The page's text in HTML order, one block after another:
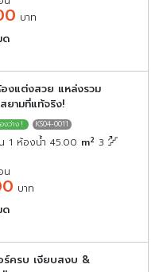
บาท
ด
งแต่งสวย แหล่งรวม
ยามที่แท้จริง!
KS04-0011
1 ห้องน้ำ 45.00 m2 3
น
บาท
ด
ร์ครบ เงียบสงบ &